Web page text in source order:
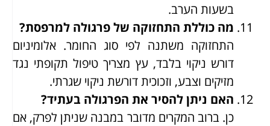
בשעות הערב.
מה כוללת התחזוקה של פרגולה למרפסת?
התחזוקה משתנה לפי סוג החומר. אלומיניום
דורש ניקוי בלבד, עץ מצריך טיפול תקופתי נגד
מזיקים וצבע, וזכוכית דורשת ניקוי שגרתי.
האם ניתן להסיר את הפרגולה בעתיד?
כן. ברוב המקרים מדובר במבנה שניתן לפרק, אם